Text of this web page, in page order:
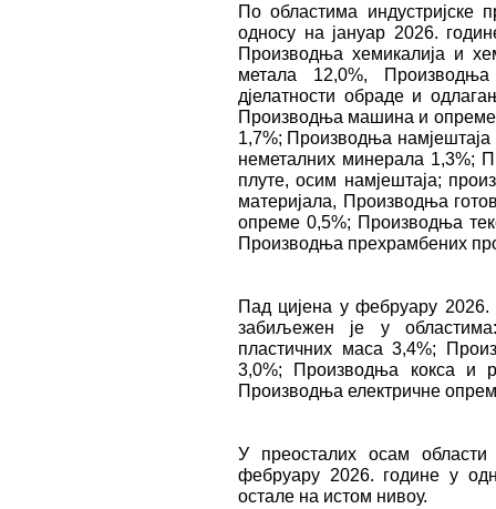
По областима индустријске
односу на јануар 2026.
Производња хемикалија и
метала 12,0%,
дјелатности обраде и
Производња машина и опреме
1,7%; Производња
неметалних минерала 1,3%;
плуте, осим намјештаја;
материјала, Производња
опреме 0,5%; Производња
Производња прехрамбених
Пад цијена у фебруару 2026.
забиљежен је у
пластичних маса 3,4%;
3,0%; Производња кокса и
Производња електричне
У преосталих oсам области
фебруару 2026. године у
остале на истом нивоу.